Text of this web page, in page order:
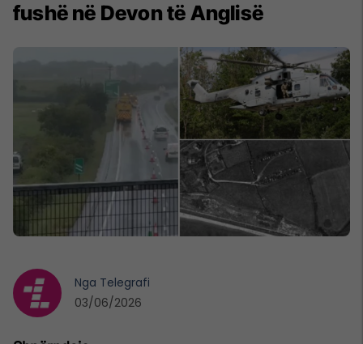
fushë në Devon të Anglisë
Nga Telegrafi
03/06/2026